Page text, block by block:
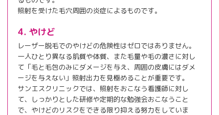
照射を受けた毛穴周囲の炎症によるものです。
4. やけど
レーザー脱毛でのやけどの危険性はゼロではありません。
一人ひとり異なる肌質や体質、また毛量や毛の濃さに対し
て「毛と毛包のみにダメージを与え、周囲の皮膚にはダメ
ージを与えない」照射出力を見極めることが重要です。
サンエスクリニックでは、照射をおこなう看護師に対し
て、しっかりとした研修や定期的な勉強会おこなうこと
で、やけどのリスクをできる限り抑える努力をしていま